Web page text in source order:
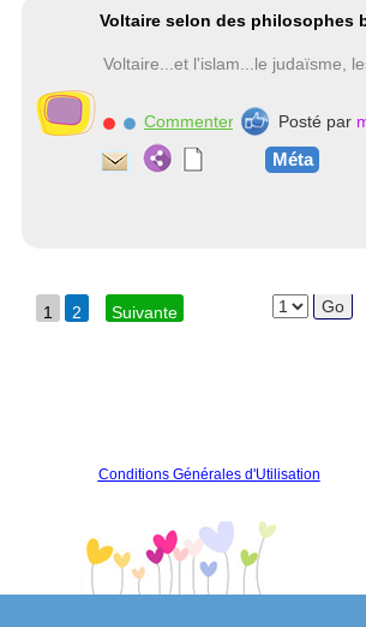
Voltaire selon des philosophes
Voltaire...et l'islam...le judaïsme,
Commenter Posté par
Méta
1 2 Suivante
Conditions Générales d'Utilisation